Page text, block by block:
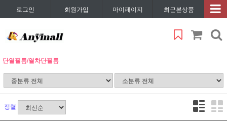
로그인 회원가입 마이페이지 최근본상품
단열필름/열차단필름
정렬